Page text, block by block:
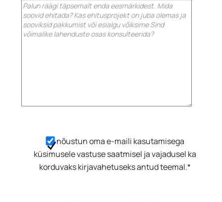
nõustun oma e-maili kasutamisega
küsimusele vastuse saatmisel ja vajadusel ka
korduvaks kirjavahetuseks antud teemal.*